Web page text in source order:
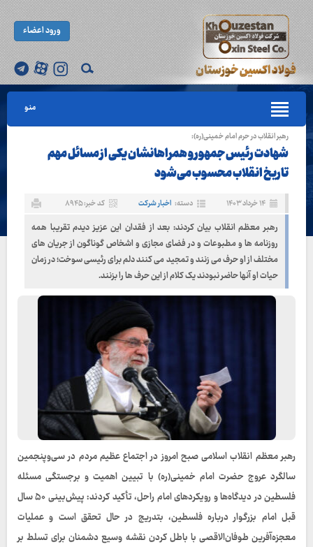
ورود اعضاء
منو
رهبر انقلاب در حرم امام خمینی(ره):
شهادت رئیس‌جمهور و همراهانشان یکی از مسائل مهم
تاریخ انقلاب محسوب می‌شود
۱۴ خرداد ۱۴۰۳ دسته: اخبار شرکت کد خبر: ۸۹۴۵
رهبر معظم انقلاب بیان کردند: بعد از فقدان این عزیز دیدم تقریبا همه
روزنامه ها و مطبوعات و در فضای مجازی و اشخاص گوناگون از جریان های
مختلف از او حرف می زنند و تمجید می کنند دلم برای رئیسی سوخت؛ در زمان
حیات او آنها حاضر نبودند یک کلام از این حرف ها را بزنند.
رهبر معظم انقلاب اسلامی صبح امروز در اجتماع عظیم مردم در سی‌وپنجمین
سالگرد عروج حضرت امام خمینی(ره) با تبیین اهمیت و برجستگی مسئله
فلسطین در دیدگاه‌ها و رویکردهای امام راحل، تأکید کردند: پیش‌بینی ۵۰ سال
قبل امام بزرگوار درباره فلسطین، بتدریج در حال تحقق است و عملیات
معجزه‌آفرین طوفان‌الاقصی با باطل کردن نقشه وسیع دشمنان برای تسلط بر